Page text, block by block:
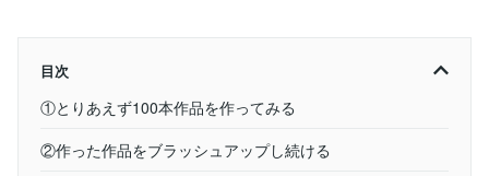
目次
①とりあえず100本作品を作ってみる
②作った作品をブラッシュアップし続ける